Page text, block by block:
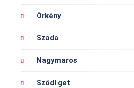
Örkény
Szada
Nagymaros
Sződliget